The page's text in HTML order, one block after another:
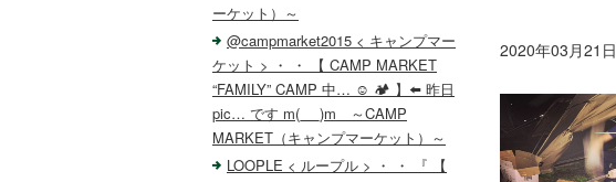
2020年03月21日
ーケット）～
@campmarket2015 < キャンプマー
ケット > ・ ・ 【 CAMP MARKET
“FAMILY” CAMP 中… ☺️ 🏕️ 】⬅️ 昨日
pic… です m(_ _)m ～CAMP
MARKET（キャンプマーケット）～
LOOPLE < ループル > ・ ・ 『 【